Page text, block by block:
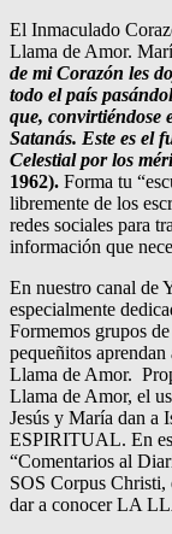
El Inmaculado
Llama de Amor.
de mi Corazón les
todo el país
que, convirtiéndose
Satanás. Este es el
Celestial por los
1962). Forma tu
libremente de los
redes sociales para
información que
En nuestro canal de
especialmente
Formemos grupos
pequeñitos
Llama de Amor.
Llama de Amor, el
Jesús y María dan a
ESPIRITUAL. En
“Comentarios al
SOS Corpus Christi,
dar a conocer LA